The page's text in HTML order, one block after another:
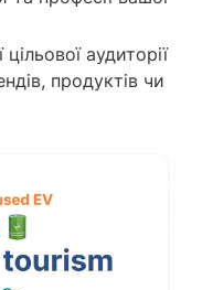
аудиторії
продуктів чи